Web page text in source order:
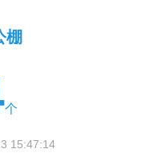
棚
个
15:47:14